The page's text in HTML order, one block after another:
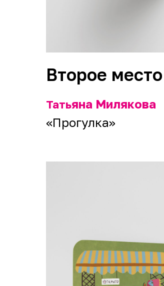
Второе место
Татьяна Милякова
«Прогулка»